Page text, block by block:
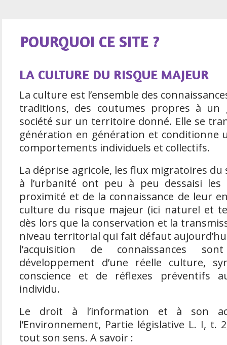
POURQUOI CE SITE ?
LA CULTURE DU RISQUE MAJEUR
La culture est l’ensemble des
traditions, des coutumes propres à un
société sur un territoire donné. Elle se
génération en génération et conditionne
comportements individuels et collectifs.
La déprise agricole, les flux migratoires du
à l’urbanité ont peu à peu dessaisi les
proximité et de la connaissance de leur
culture du risque majeur (ici naturel et
dès lors que la conservation et la
niveau territorial qui fait défaut
l’acquisition de connaissances
développement d’une réelle culture,
conscience et de réflexes préventifs
individu.
Le droit à l’information et à son
l’Environnement, Partie législative L. I, t.
tout son sens. A savoir :